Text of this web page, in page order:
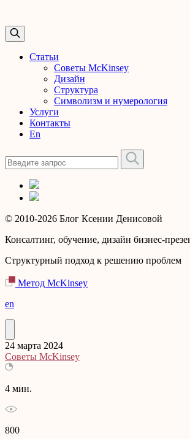
Статьи
Советы McKinsey
Дизайн
Структура
Символизм и нумерология
Услуги
Контакты
En
© 2010-2026 Блог Ксении Денисовой
Консалтинг, обучение, дизайн бизнес-
Структурный подход к решению проблем
Метод McKinsey
en
24 марта 2024
Советы McKinsey
4 мин.
800